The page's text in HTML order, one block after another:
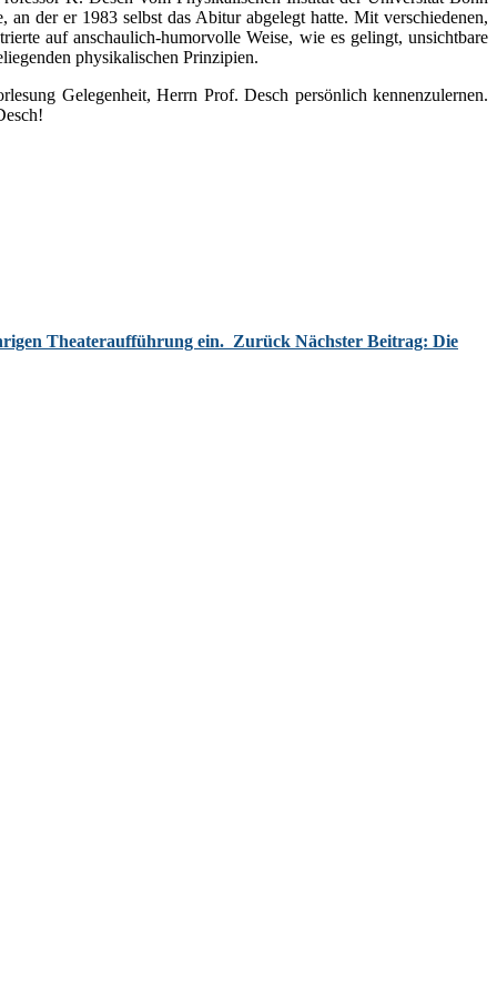
der er 1983 selbst das Abitur abgelegt hatte. Mit verschiedenen,
auf anschaulich-humorvolle Weise, wie es gelingt, unsichtbare
physikalischen Prinzipien.
Gelegenheit, Herrn Prof. Desch persönlich kennenzulernen.
Theateraufführung ein. Zurück Nächster Beitrag: Die